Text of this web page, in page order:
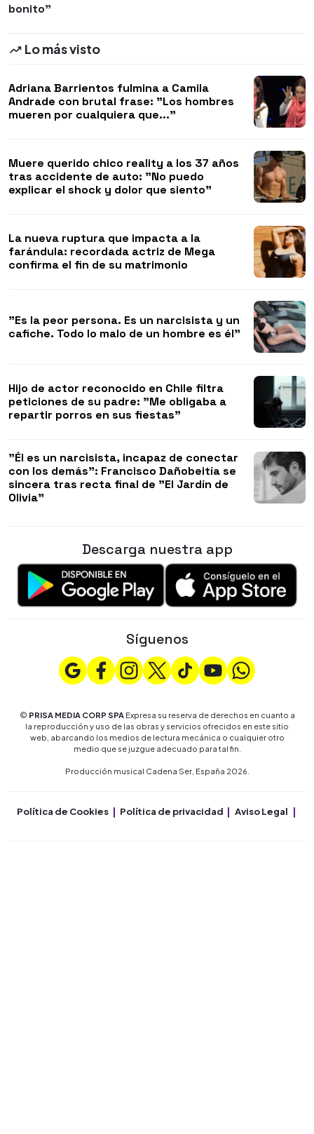
bonito"
Lo más visto
Adriana Barrientos fulmina a Camila
Andrade con brutal frase: "Los hombres
mueren por cualquiera que..."
Muere querido chico reality a los 37 años
tras accidente de auto: "No puedo
explicar el shock y dolor que siento"
La nueva ruptura que impacta a la
farándula: recordada actriz de Mega
confirma el fin de su matrimonio
"Es la peor persona. Es un narcisista y un
cafiche. Todo lo malo de un hombre es él"
Hijo de actor reconocido en Chile filtra
peticiones de su padre: "Me obligaba a
repartir porros en sus fiestas"
"Él es un narcisista, incapaz de conectar
con los demás": Francisco Dañobeitía se
sincera tras recta final de "El Jardín de
Olivia"
Descarga nuestra app
Síguenos
© PRISA MEDIA CORP SPAExpresa su reserva de derechos en cuanto a
la reproducción y uso de las obras y servicios ofrecidos en este sitio
web, abarcando los medios de lectura mecánica o cualquier otro
medio que se juzgue adecuado para tal fin.
Producción musical Cadena Ser, España 2026.
Política de Cookies Política de privacidad Aviso Legal